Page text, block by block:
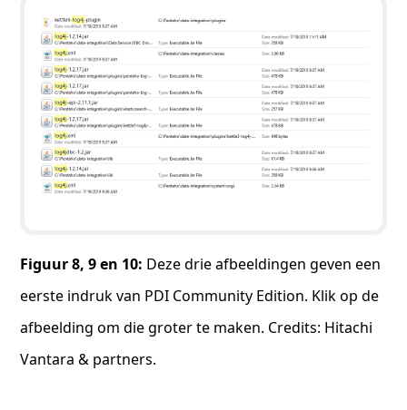
Figuur 8, 9 en 10: Deze drie afbeeldingen geven een
eerste indruk van PDI Community Edition. Klik op de
afbeelding om die groter te maken. Credits: Hitachi
Vantara & partners.